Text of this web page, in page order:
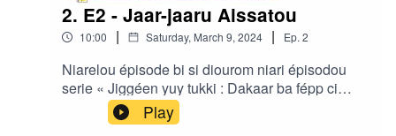
2. E2 - Jaar-jaaru Aissatou
10:00 | Saturday, March 9, 2024 | Ep. 2
Niarelou épisode bi si diourom niari épisodou
serie « Jiggéen yuy tukki : Dakaar ba fépp ci
àdduna » gniko realisé di Ibrahima Diouf ak Clair
Rivière bou studio Ëpoukay.
Play